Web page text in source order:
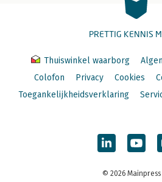
PRETTIG KENNIS
Thuiswinkel waarborg
Colofon
Privacy Cookies
Toegankelijkheidsverklaring
© 2026 Mainpress